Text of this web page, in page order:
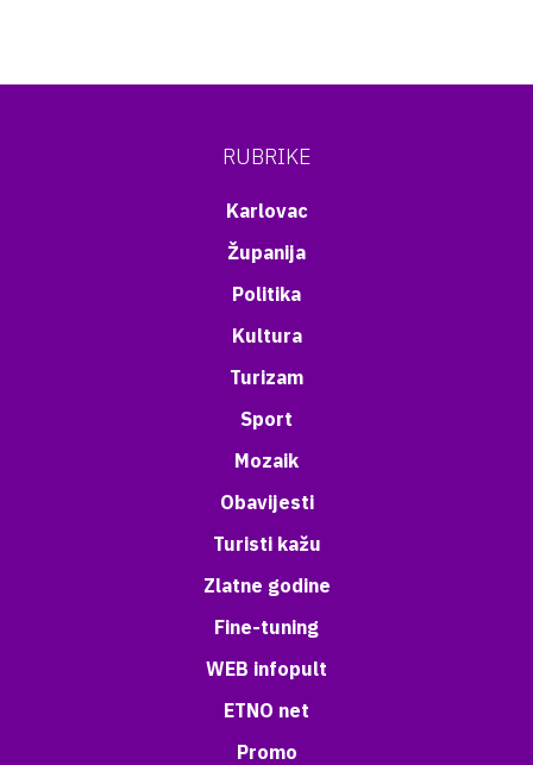
RUBRIKE
Karlovac
Županija
Politika
Kultura
Turizam
Sport
Mozaik
Obavijesti
Turisti kažu
Zlatne godine
Fine-tuning
WEB infopult
ETNO net
Promo